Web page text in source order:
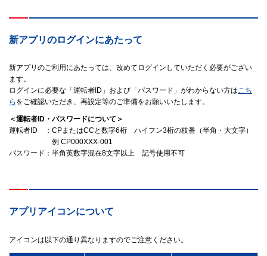
新アプリのログインにあたって
新アプリのご利用にあたっては、改めてログインしていただく必要がござい
ます。
ログインに必要な「運転者ID」および「パスワード」がわからない方はこち
ら をご確認いただき、 再設定等のご準備をお願いいたします。
＜運転者ID・パスワードについて＞
運転者ID
CPまたはCCと数字6桁 ハイフン3桁の枝番（半角・大文字）
例 CP000XXX-001
パスワード
半角英数字混在8文字以上 記号使用不可
アプリアイコンについて
アイコンは以下の通り異なりますのでご注意ください。